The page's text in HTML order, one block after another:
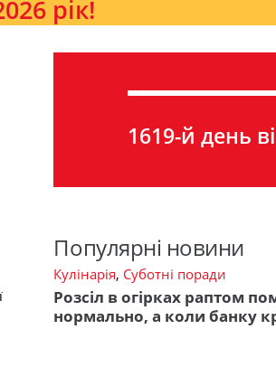
рік!
1619-й день
Популярні новини
Кулінарія, Суботні поради
Розсіл в огірках раптом
нормально, а коли банку